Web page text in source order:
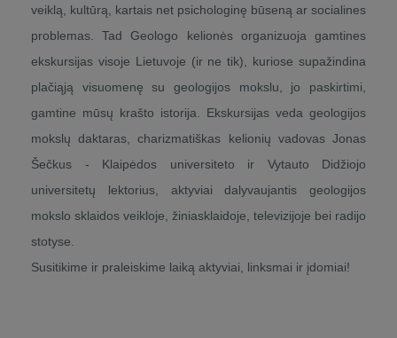
veiklą, kultūrą, kartais net psichologinę būseną ar socialines
problemas. Tad Geologo kelionės organizuoja gamtines
ekskursijas visoje Lietuvoje (ir ne tik), kuriose supažindina
plačiąją visuomenę su geologijos mokslu, jo paskirtimi,
gamtine mūsų krašto istorija. Ekskursijas veda geologijos
mokslų daktaras, charizmatiškas kelionių vadovas Jonas
Šečkus - Klaipėdos universiteto ir Vytauto Didžiojo
universitetų lektorius, aktyviai dalyvaujantis geologijos
mokslo sklaidos veikloje, žiniasklaidoje, televizijoje bei radijo
stotyse.
Susitikime ir praleiskime laiką aktyviai, linksmai ir įdomiai!